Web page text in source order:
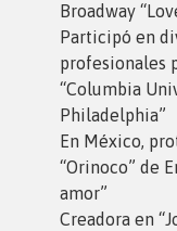
Broadway
Participó en
profesionales
“Columbia
Philadelphia”
En México,
“Orinoco” de
amor”
Creadora en